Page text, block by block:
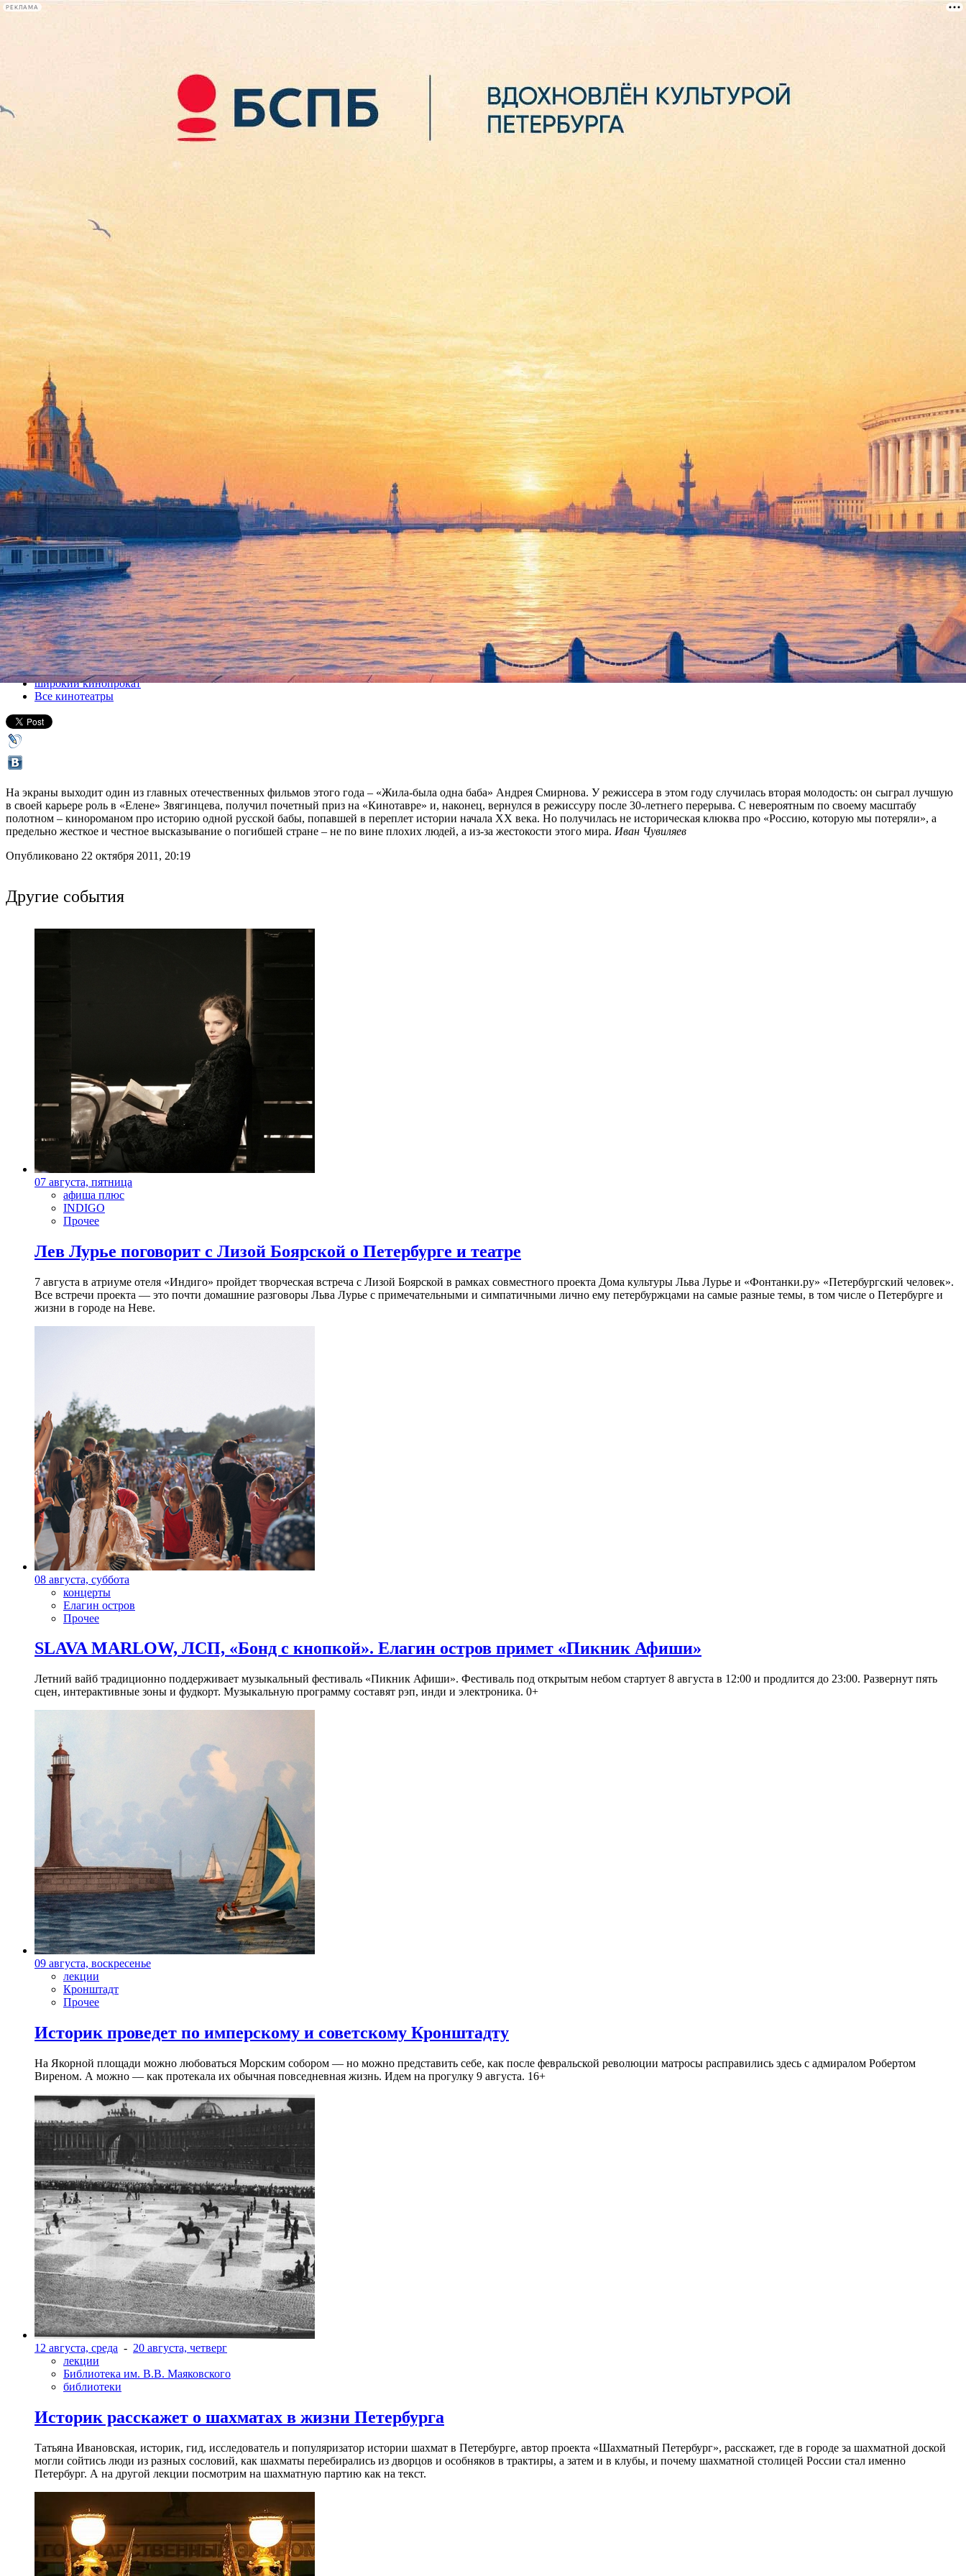
РЕКЛАМА
лекции
книги
Жила-была одна баба
27 октября 2011, четверг-09 ноября 2011, среда
Версия для печати
Все кино
широкий кинопрокат
Все кинотеатры
На экраны выходит один из главных отечественных фильмов этого года – «Жила-была одна баба» Андрея Смирнова. У режиссера в этом году случилась вторая молодость: он сыграл лучшую
в своей карьере роль в «Елене» Звягинцева, получил почетный приз на «Кинотавре» и, наконец, вернулся в режиссуру после 30-летнего перерыва. С невероятным по своему масштабу
полотном – кинороманом про историю одной русской бабы, попавшей в переплет истории начала XX века. Но получилась не историческая клюква про «Россию, которую мы потеряли», а
предельно жесткое и честное высказывание о погибшей стране – не по вине плохих людей, а из-за жестокости этого мира. Иван Чувиляев
Опубликовано 22 октября 2011, 20:19
Другие события
07 августа, пятница
афиша плюс
INDIGO
Прочее
Лев Лурье поговорит с Лизой Боярской о Петербурге и театре
7 августа в атриуме отеля «Индиго» пройдет творческая встреча с Лизой Боярской в рамках совместного проекта Дома культуры Льва Лурье и «Фонтанки.ру» «Петербургский человек».
Все встречи проекта — это почти домашние разговоры Льва Лурье с примечательными и симпатичными лично ему петербуржцами на самые разные темы, в том числе о Петербурге и
жизни в городе на Неве.
08 августа, суббота
концерты
Елагин остров
Прочее
SLAVA MARLOW, ЛСП, «Бонд с кнопкой». Елагин остров примет «Пикник Афиши»
Летний вайб традиционно поддерживает музыкальный фестиваль «Пикник Афиши». Фестиваль под открытым небом стартует 8 августа в 12:00 и продлится до 23:00. Развернут пять
сцен, интерактивные зоны и фудкорт. Музыкальную программу составят рэп, инди и электроника. 0+
09 августа, воскресенье
лекции
Кронштадт
Прочее
Историк проведет по имперскому и советскому Кронштадту
На Якорной площади можно любоваться Морским собором — но можно представить себе, как после февральской революции матросы расправились здесь с адмиралом Робертом
Виреном. А можно — как протекала их обычная повседневная жизнь. Идем на прогулку 9 августа. 16+
12 августа, среда - 20 августа, четверг
лекции
Библиотека им. В.В. Маяковского
библиотеки
Историк расскажет о шахматах в жизни Петербурга
Татьяна Ивановская, историк, гид, исследователь и популяризатор истории шахмат в Петербурге, автор проекта «Шахматный Петербург», расскажет, где в городе за шахматной доской
могли сойтись люди из разных сословий, как шахматы перебирались из дворцов и особняков в трактиры, а затем и в клубы, и почему шахматной столицей России стал именно
Петербург. А на другой лекции посмотрим на шахматную партию как на текст.